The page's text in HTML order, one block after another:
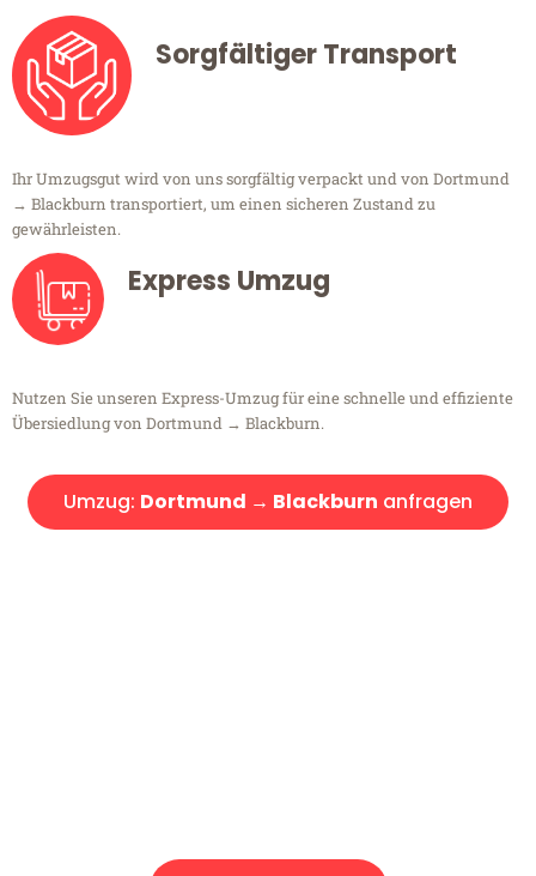
Sorgfältiger Transport
Ihr Umzugsgut wird von uns sorgfältig verpackt und von Dortmund
→ Blackburn transportiert, um einen sicheren Zustand zu
gewährleisten.
Express Umzug
Nutzen Sie unseren Express-Umzug für eine schnelle und effiziente
Übersiedlung von Dortmund → Blackburn.
Umzug: Dortmund → Blackburn anfragen